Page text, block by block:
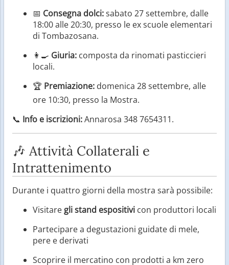
📅 Consegna dolci:sabato 27 settembre, dalle
18:00 alle 20:30, presso le ex scuole elementari
di Tombazosana.
👩‍🍳 Giuria: composta da rinomati pasticcieri
locali.
🏆 Premiazione: domenica 28 settembre, alle
ore 10:30, presso la Mostra.
📞 Info e iscrizioni:Annarosa 348 7654311.
🎶 Attività Collaterali e
Intrattenimento
Durante i quattro giorni della mostra sarà possibile:
Visitare gli stand espositivi con produttori locali
Partecipare a degustazioni guidate di mele,
pere e derivati
Scoprire il mercatino con prodotti a km zero